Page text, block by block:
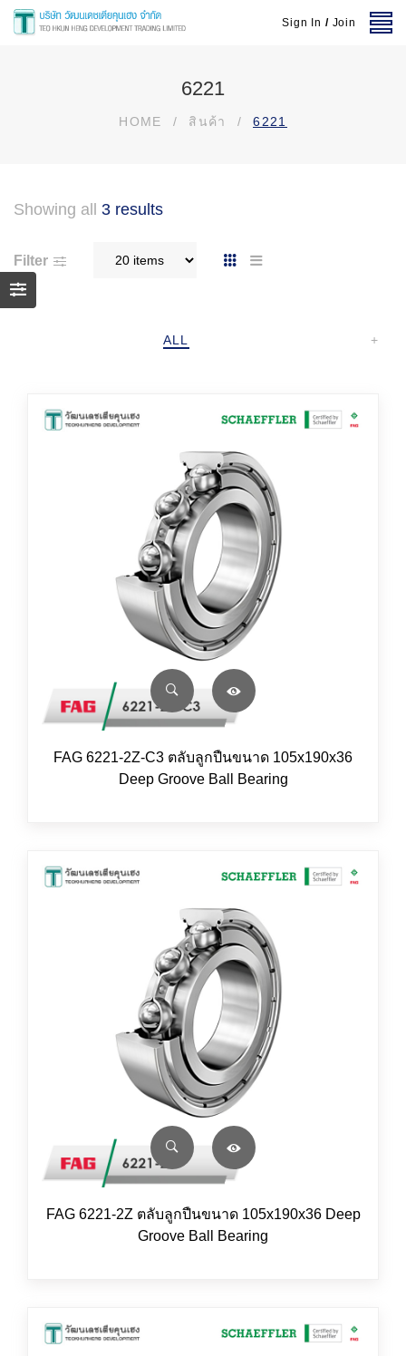
Sign In / Join
6221
HOME / สินค้า / 6221
Showing all 3 results
Filter
ALL +
FAG 6221-2Z-C3 ตลับลูกปืนขนาด 105x190x36
Deep Groove Ball Bearing
FAG 6221-2Z ตลับลูกปืนขนาด 105x190x36 Deep
Groove Ball Bearing